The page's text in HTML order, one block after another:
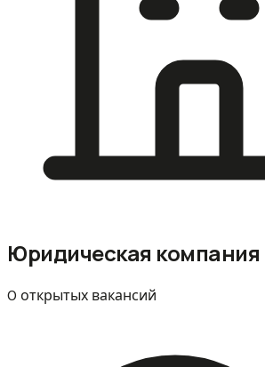
Юридическая
0 открытых вакансий